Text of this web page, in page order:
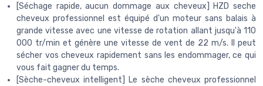
[Séchage rapide, aucun dommage aux cheveux] HZD seche
cheveux professionnel est équipé d'un moteur sans balais à
grande vitesse avec une vitesse de rotation allant jusqu'à 110
000 tr/min et génère une vitesse de vent de 22 m/s. Il peut
sécher vos cheveux rapidement sans les endommager, ce qui
vous fait gagner du temps.
[Sèche-cheveux intelligent] Le sèche cheveux professionnel